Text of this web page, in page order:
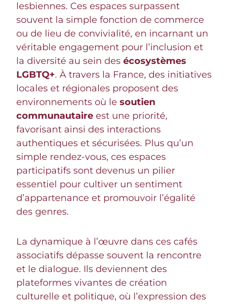
lesbiennes. Ces espaces surpassent
souvent la simple fonction de commerce
ou de lieu de convivialité, en incarnant un
véritable engagement pour l’inclusion et
la diversité au sein des écosystèmes
LGBTQ+. À travers la France, des initiatives
locales et régionales proposent des
environnements où le soutien
communautaire est une priorité,
favorisant ainsi des interactions
authentiques et sécurisées. Plus qu’un
simple rendez-vous, ces espaces
participatifs sont devenus un pilier
essentiel pour cultiver un sentiment
d’appartenance et promouvoir l’égalité
des genres.
La dynamique à l’œuvre dans ces cafés
associatifs dépasse souvent la rencontre
et le dialogue. Ils deviennent des
plateformes vivantes de création
culturelle et politique, où l’expression des